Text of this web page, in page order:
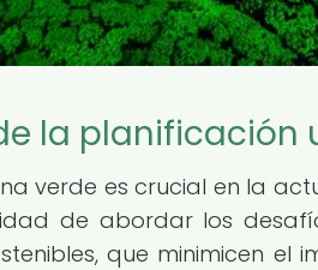
la planificación
verde es crucial en la
de abordar los
que minimicen